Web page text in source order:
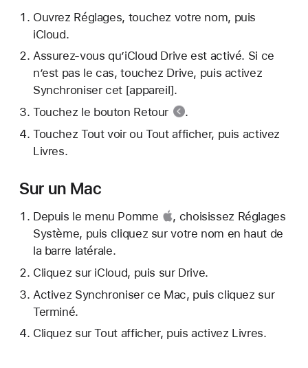
Ouvrez Réglages, touchez votre nom, puis
iCloud.
Assurez-vous qu’iCloud Drive est activé. Si ce
n’est pas le cas, touchez Drive, puis activez
Synchroniser cet [appareil].
Touchez le bouton Retour
.
Touchez Tout voir ou Tout afficher, puis activez
Livres.
Sur un Mac
Depuis le menu Pomme
, choisissez Réglages
Système, puis cliquez sur votre nom en haut de
la barre latérale.
Cliquez sur iCloud, puis sur Drive.
Activez Synchroniser ce Mac, puis cliquez sur
Terminé.
Cliquez sur Tout afficher, puis activez Livres.